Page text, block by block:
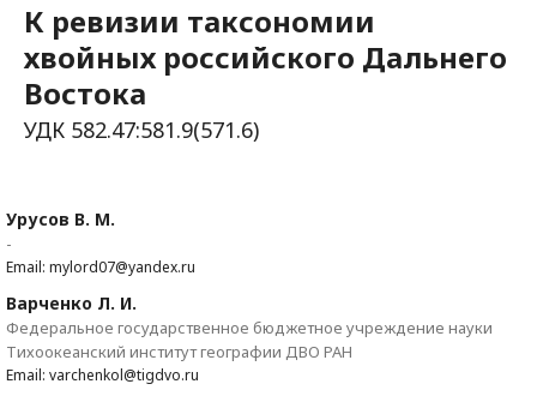
К ревизии таксономии
хвойных российского Дальнего
Востока
УДК 582.47:581.9(571.6)
Урусов В. М.
-
Email: mylord07@yandex.ru
Варченко Л. И.
Федеральное государственное бюджетное учреждение науки
Тихоокеанский институт географии ДВО РАН
Email: varchenkol@tigdvo.ru